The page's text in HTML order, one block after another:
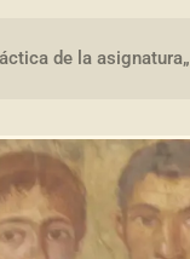
de la asignatura„